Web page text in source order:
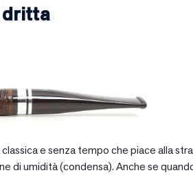
dritta
classica e senza tempo che piace alla
di umidità (condensa). Anche se